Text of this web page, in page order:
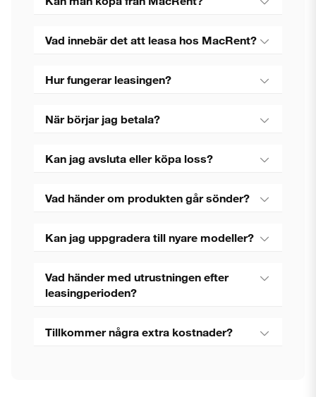
Vad innebär det att leasa hos MacRent?
Hur fungerar leasingen?
När börjar jag betala?
Kan jag avsluta eller köpa loss?
Vad händer om produkten går sönder?
Kan jag uppgradera till nyare modeller?
Vad händer med utrustningen efter
leasingperioden?
Tillkommer några extra kostnader?